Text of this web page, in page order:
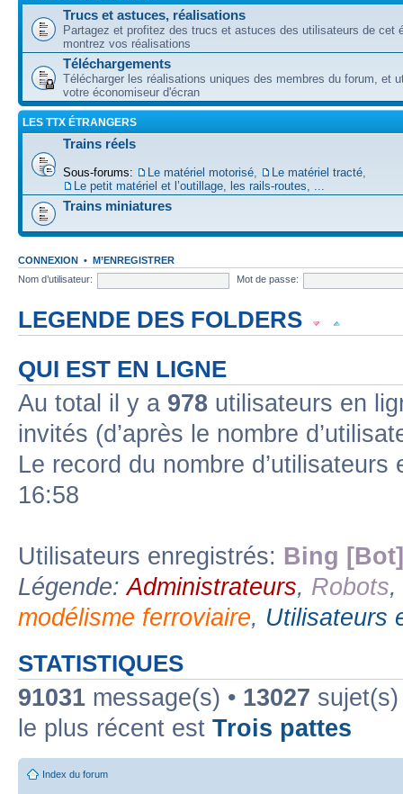
Trucs et astuces, réalisations
Partagez et profitez des trucs et astuces des utilisateurs de cet
montrez vos réalisations
Téléchargements
Télécharger les réalisations uniques des membres du forum, et
votre économiseur d'écran
LES TTX ÉTRANGERS
Trains réels
Sous-forums: Le matériel motorisé Le matériel tracté
Le petit matériel et l’outillage, les rails-routes, ...
Trains miniatures
CONNEXION • M’ENREGISTRER
Nom d’utilisateur:
Mot de passe:
LEGENDE DES FOLDERS
Forum non lu Forum fermé, non lu Forum avec sous-forum non lu
Forum lien Sous-forum lu Sous-forum non lu
QUI EST EN LIGNE
Au total il y a 978 utilisateurs en
invités (d’après le nombre
Le record du nombre
16:58
Utilisateurs enregistrés: Bing [Bot]
Légende:Administrateurs, Robots,
modélisme ferroviaire, Utilisateurs
STATISTIQUES
91031 message(s) • 13027
le plus récent est Trois pattes
Index du forum